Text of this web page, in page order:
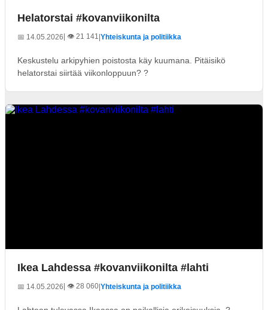
Helatorstai #kovanviikonilta
📅 14.05.2026| 👁️ 21 141 Yhteiskunta ja politiikka
Keskustelu arkipyhien poistosta käy kuumana. Pitäisikö
helatorstai siirtää viikonloppuun? ?
Ikea Lahdessa #kovanviikonilta #lahti
📅 14.05.2026| 👁️ 28 060 Yhteiskunta ja politiikka